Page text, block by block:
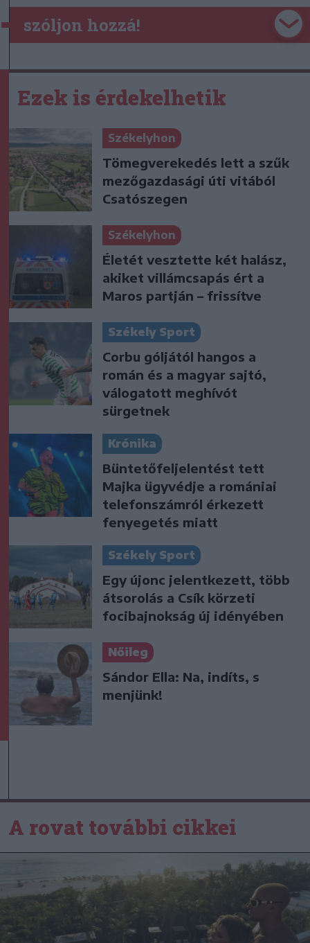
szóljon hozzá!
Ezek is érdekelhetik
Székelyhon
Tömegverekedés lett a szűk
mezőgazdasági úti vitából
Csatószegen
Székelyhon
Életét vesztette két halász,
akiket villámcsapás ért a
Maros partján – frissítve
Székely Sport
Corbu góljától hangos a
román és a magyar sajtó,
válogatott meghívót
sürgetnek
Krónika
Büntetőfeljelentést tett
Majka ügyvédje a romániai
telefonszámról érkezett
fenyegetés miatt
Székely Sport
Egy újonc jelentkezett, több
átsorolás a Csík körzeti
focibajnokság új idényében
Nőileg
Sándor Ella: Na, indíts, s
menjünk!
A rovat további cikkei